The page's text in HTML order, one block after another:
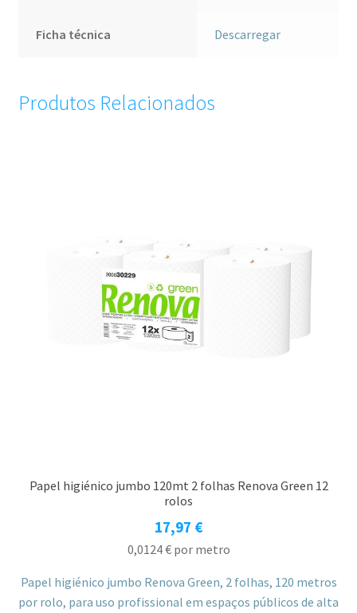
Ficha técnica Descarregar
Produtos Relacionados
Papel higiénico jumbo 120mt 2 folhas Renova Green 12
rolos
17,97 €
0,0124€por metro
Papel higiénico jumbo Renova Green, 2 folhas, 120 metros
por rolo, para uso profissional em espaços públicos de alta